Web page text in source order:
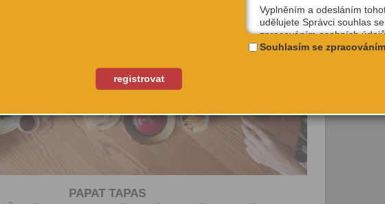
PAPAT TAPAS
registrovat
Vyplněním a odesláním
udělujete Správci souhlas se
zpracováním osobních
uživatelské jméno, email, IP
na webu www.citybee.cz.
Registrace uživatelského
Zaškrtnutím políčka „Chci se
Souhlasím se